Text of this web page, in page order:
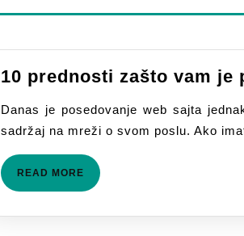
10 prednosti zašto vam je
Danas je posedovanje web sajta
sadržaj na mreži o svom poslu. Ako
READ MORE READ
MORE